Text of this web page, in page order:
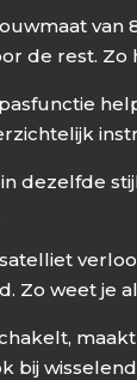
van
de rest.
dezelfde
Zo weet je
bij